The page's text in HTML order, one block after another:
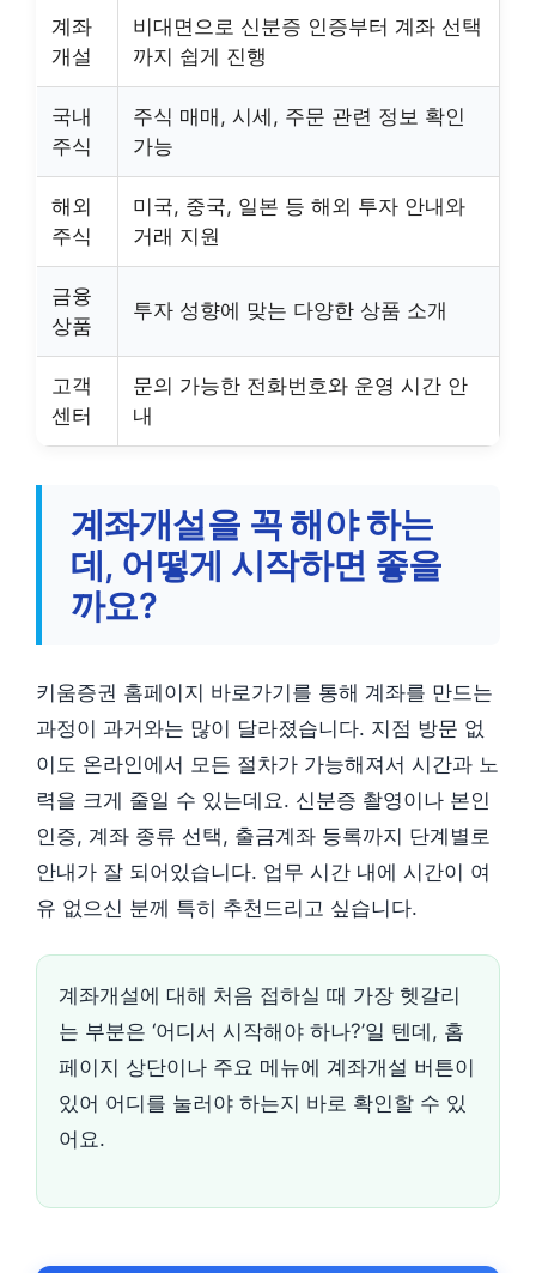
계좌
개설
비대면으로 신분증 인증부터 계좌 선택
까지 쉽게 진행
국내
주식
주식 매매, 시세, 주문 관련 정보 확인
가능
해외
주식
미국, 중국, 일본 등 해외 투자 안내와
거래 지원
금융
상품
투자 성향에 맞는 다양한 상품 소개
고객
센터
문의 가능한 전화번호와 운영 시간 안
내
계좌개설을 꼭 해야 하는
데, 어떻게 시작하면 좋을
까요?
키움증권 홈페이지 바로가기를 통해 계좌를 만드는
과정이 과거와는 많이 달라졌습니다. 지점 방문 없
이도 온라인에서 모든 절차가 가능해져서 시간과 노
력을 크게 줄일 수 있는데요. 신분증 촬영이나 본인
인증, 계좌 종류 선택, 출금계좌 등록까지 단계별로
안내가 잘 되어있습니다. 업무 시간 내에 시간이 여
유 없으신 분께 특히 추천드리고 싶습니다.
계좌개설에 대해 처음 접하실 때 가장 헷갈리
는 부분은 ‘어디서 시작해야 하나?’일 텐데, 홈
페이지 상단이나 주요 메뉴에 계좌개설 버튼이
있어 어디를 눌러야 하는지 바로 확인할 수 있
어요.